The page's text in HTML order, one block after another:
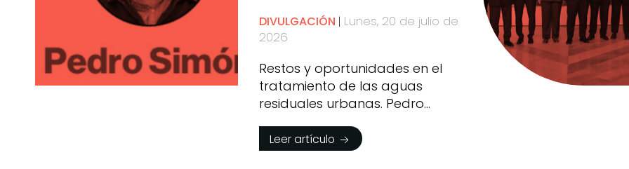
DIVULGACIÓN
Lunes, 20 de julio de
2026
Restos y oportunidades en el
tratamiento de las aguas
residuales urbanas. Pedro
Leer artículo